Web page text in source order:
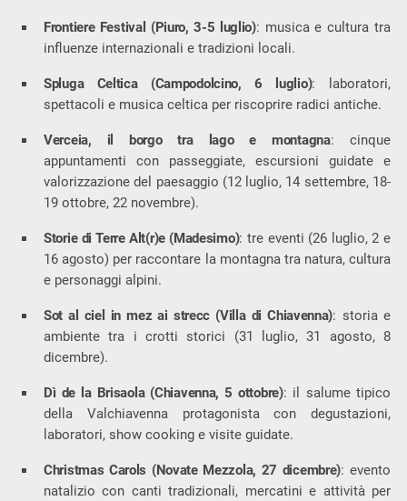
Frontiere Festival (Piuro, 3-5 luglio): musica e cultura tra
influenze internazionali e tradizioni locali.
Spluga Celtica (Campodolcino, 6 luglio): laboratori,
spettacoli e musica celtica per riscoprire radici antiche.
Verceia, il borgo tra lago e montagna: cinque
appuntamenti con passeggiate, escursioni guidate e
valorizzazione del paesaggio (12 luglio, 14 settembre, 18-
19 ottobre, 22 novembre).
Storie di Terre Alt(r)e (Madesimo): tre eventi (26 luglio, 2 e
16 agosto) per raccontare la montagna tra natura, cultura
e personaggi alpini.
Sot al ciel in mez ai strecc (Villa di Chiavenna): storia e
ambiente tra i crotti storici (31 luglio, 31 agosto, 8
dicembre).
Dì de la Brisaola (Chiavenna, 5 ottobre): il salume tipico
della Valchiavenna protagonista con degustazioni,
laboratori, show cooking e visite guidate.
Christmas Carols (Novate Mezzola, 27 dicembre): evento
natalizio con canti tradizionali, mercatini e attività per